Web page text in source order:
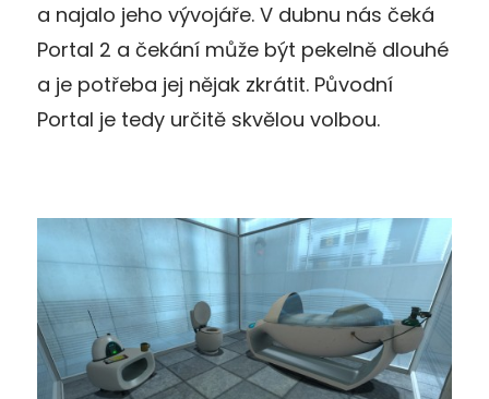
a najalo jeho vývojáře. V dubnu nás čeká
Portal 2 a čekání může být pekelně dlouhé
a je potřeba jej nějak zkrátit. Původní
Portal je tedy určitě skvělou volbou.